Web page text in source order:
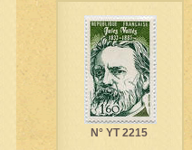
N° YT 2215